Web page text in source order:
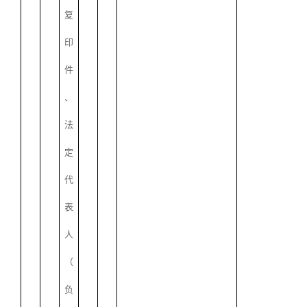
复
印
件
、
法
定
代
表
人
（
负